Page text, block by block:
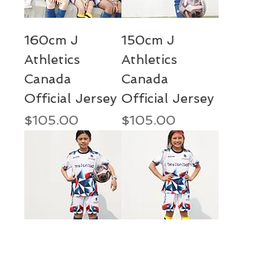
160cm J
Athletics
Canada
Official Jersey
Price
$105.00
150cm J
Athletics
Canada
Official Jersey
Price
$105.00